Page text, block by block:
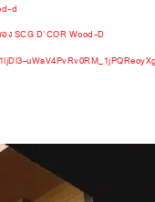
d
ง SCG D'COR Wood-D